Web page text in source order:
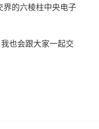
界的六棱柱中央电子
也会跟大家一起交